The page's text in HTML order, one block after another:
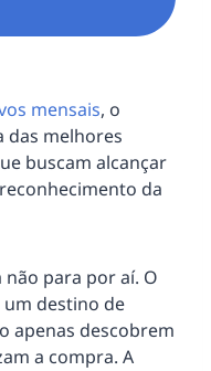
mensais, o
das melhores
buscam alcançar
da
para por aí. O
destino de
apenas descobrem
a compra. A